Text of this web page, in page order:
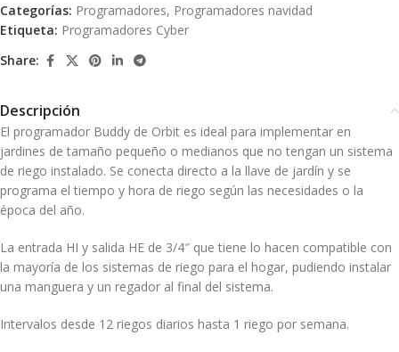
Categorías: Programadores, Programadores navidad
Etiqueta: Programadores Cyber
Share:
Descripción
El programador Buddy de Orbit es ideal para implementar en
jardines de tamaño pequeño o medianos que no tengan un sistema
de riego instalado. Se conecta directo a la llave de jardín y se
programa el tiempo y hora de riego según las necesidades o la
época del año.
La entrada HI y salida HE de 3/4″ que tiene lo hacen compatible con
la mayoría de los sistemas de riego para el hogar, pudiendo instalar
una manguera y un regador al final del sistema.
Intervalos desde 12 riegos diarios hasta 1 riego por semana.